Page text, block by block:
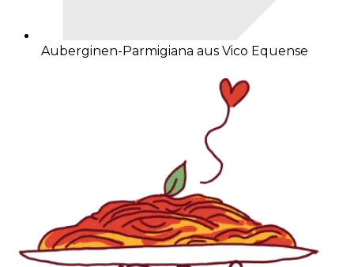
Auberginen-Parmigiana aus Vico Equense